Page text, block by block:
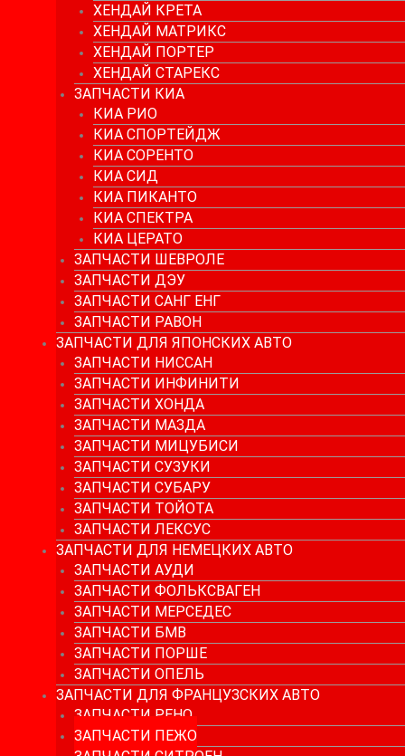
ХЕНДАЙ КРЕТА
ХЕНДАЙ МАТРИКС
ХЕНДАЙ ПОРТЕР
ХЕНДАЙ СТАРЕКС
ЗАПЧАСТИ КИА
КИА РИО
КИА СПОРТЕЙДЖ
КИА СОРЕНТО
КИА СИД
КИА ПИКАНТО
КИА СПЕКТРА
КИА ЦЕРАТО
ЗАПЧАСТИ ШЕВРОЛЕ
ЗАПЧАСТИ ДЭУ
ЗАПЧАСТИ САНГ ЕНГ
ЗАПЧАСТИ РАВОН
ЗАПЧАСТИ ДЛЯ ЯПОНСКИХ АВТО
ЗАПЧАСТИ НИССАН
ЗАПЧАСТИ ИНФИНИТИ
ЗАПЧАСТИ ХОНДА
ЗАПЧАСТИ МАЗДА
ЗАПЧАСТИ МИЦУБИСИ
ЗАПЧАСТИ СУЗУКИ
ЗАПЧАСТИ СУБАРУ
ЗАПЧАСТИ ТОЙОТА
ЗАПЧАСТИ ЛЕКСУС
ЗАПЧАСТИ ДЛЯ НЕМЕЦКИХ АВТО
ЗАПЧАСТИ АУДИ
ЗАПЧАСТИ ФОЛЬКСВАГЕН
ЗАПЧАСТИ МЕРСЕДЕС
ЗАПЧАСТИ БМВ
ЗАПЧАСТИ ПОРШЕ
ЗАПЧАСТИ ОПЕЛЬ
ЗАПЧАСТИ ДЛЯ ФРАНЦУЗСКИХ АВТО
ЗАПЧАСТИ РЕНО
ЗАПЧАСТИ ПЕЖО